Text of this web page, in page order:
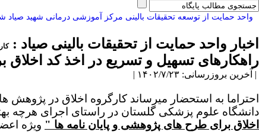
واحد حمایت از توسعه تحقیقات بالینی مرکز آموزشی درمانی شهید صیاد
اخبار واحد حمایت از تحقیقات بالینی صیاد :
راهکارهای تسهیل و تسریع در اخذ کد اخلاق
| آخرین بروزرسانی: ۱۴۰۲/۷/۲۳ |
احتراما به استحضار میرساند کارگروه اخلاق در
دانشگاه علوم پزشکی گلستان در راستای اجرای هرچه
اخلاق برای طرح های پژوهشی و پایان نامه ها " ویژه